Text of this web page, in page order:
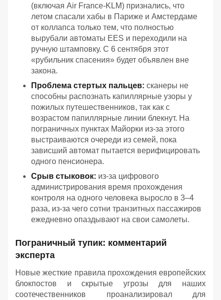
(включая Air France-KLM) признались, что
летом спасали хабы в Париже и Амстердаме
от коллапса только тем, что полностью
вырубали автоматы EES и переходили на
ручную штамповку. С 6 сентября этот
«рубильник спасения» будет объявлен вне
закона.
Проблема стертых пальцев: сканеры не
способны распознать капиллярные узоры у
пожилых путешественников, так как с
возрастом папиллярные линии блекнут. На
пограничных пунктах Майорки из-за этого
выстраиваются очереди из семей, пока
зависший автомат пытается верифицировать
одного пенсионера.
Срыв стыковок: из-за цифрового
администрирования время прохождения
контроля на одного человека выросло в 3–4
раза, из-за чего сотни транзитных пассажиров
ежедневно опаздывают на свои самолеты.
Пограничный тупик: комментарий
эксперта
Новые жесткие правила прохождения европейских
блокпостов и скрытые угрозы для наших
соотечественников проанализировал для